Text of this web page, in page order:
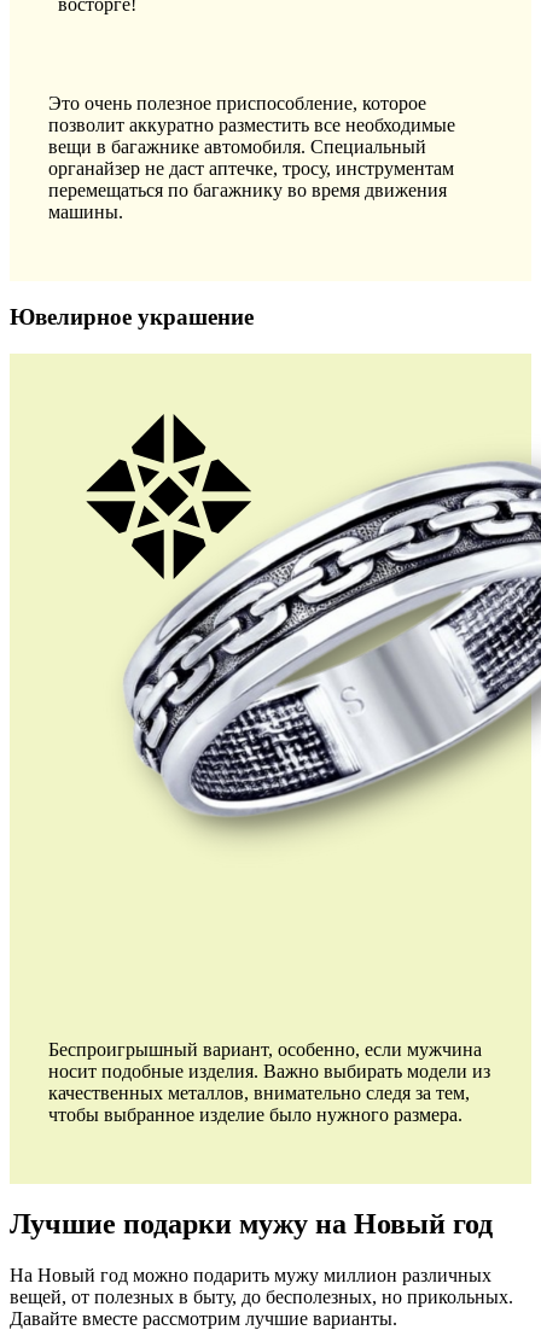
Это очень полезное приспособление, которое
позволит аккуратно разместить все необходимые
вещи в багажнике автомобиля. Специальный
органайзер не даст аптечке, тросу, инструментам
перемещаться по багажнику во время движения
машины.
Ювелирное украшение
Беспроигрышный вариант, особенно, если мужчина
носит подобные изделия. Важно выбирать модели из
качественных металлов, внимательно следя за тем,
чтобы выбранное изделие было нужного размера.
Лучшие подарки мужу на Новый год
На Новый год можно подарить мужу миллион различных
вещей, от полезных в быту, до бесполезных, но прикольных.
Давайте вместе рассмотрим лучшие варианты.